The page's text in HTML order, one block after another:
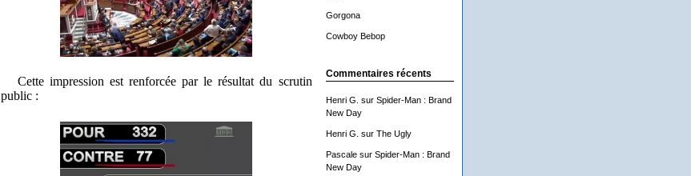
Gorgona
Cowboy Bebop
Commentaires récents
Henri G. sur Spider-Man : Brand
New Day
Henri G. sur The Ugly
Pascalesur Spider-Man : Brand
New Day
Cette impression est renforcée par le résultat du scrutin
public :